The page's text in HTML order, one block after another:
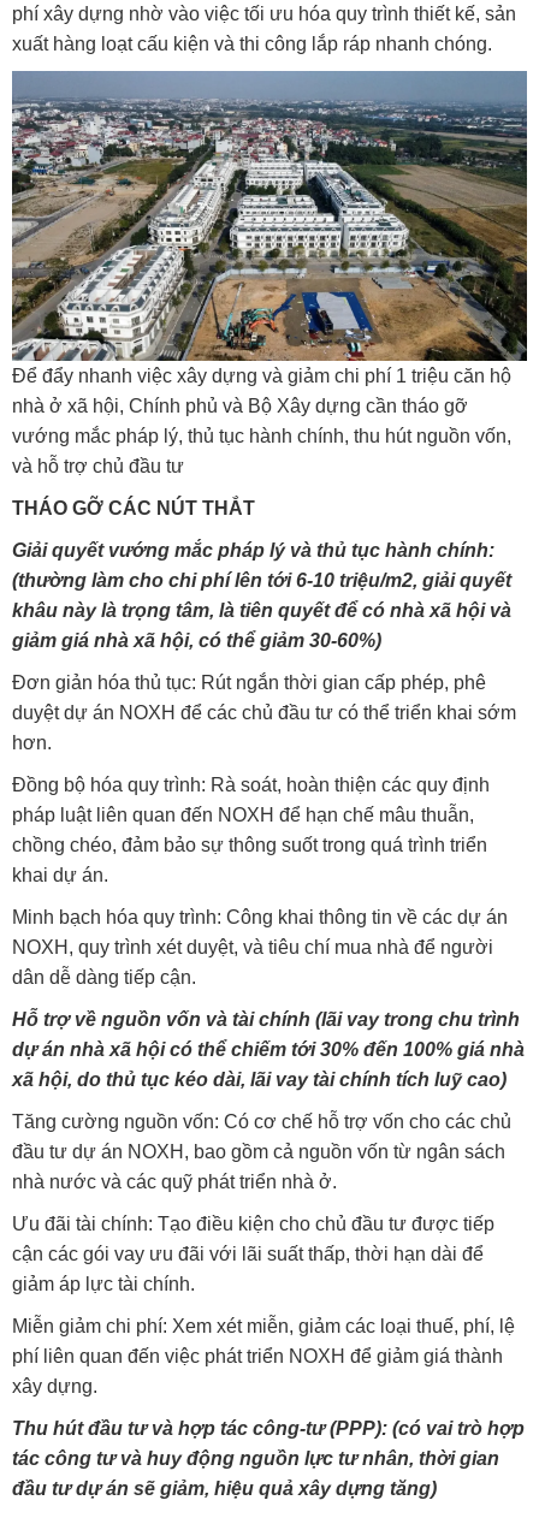
phí xây dựng nhờ vào việc tối ưu hóa quy trình thiết kế, sản
xuất hàng loạt cấu kiện và thi công lắp ráp nhanh chóng.
Để đẩy nhanh việc xây dựng và giảm chi phí 1 triệu căn hộ
nhà ở xã hội, Chính phủ và Bộ Xây dựng cần tháo gỡ
vướng mắc pháp lý, thủ tục hành chính, thu hút nguồn vốn,
và hỗ trợ chủ đầu tư
THÁO GỠ CÁC NÚT THẮT
Giải quyết vướng mắc pháp lý và thủ tục hành chính:
(thường làm cho chi phí lên tới 6-10 triệu/m2, giải quyết
khâu này là trọng tâm, là tiên quyết để có nhà xã hội và
giảm giá nhà xã hội, có thể giảm 30-60%)
Đơn giản hóa thủ tục: Rút ngắn thời gian cấp phép, phê
duyệt dự án NOXH để các chủ đầu tư có thể triển khai sớm
hơn.
Đồng bộ hóa quy trình: Rà soát, hoàn thiện các quy định
pháp luật liên quan đến NOXH để hạn chế mâu thuẫn,
chồng chéo, đảm bảo sự thông suốt trong quá trình triển
khai dự án.
Minh bạch hóa quy trình: Công khai thông tin về các dự án
NOXH, quy trình xét duyệt, và tiêu chí mua nhà để người
dân dễ dàng tiếp cận.
Hỗ trợ về nguồn vốn và tài chính (lãi vay trong chu trình
dự án nhà xã hội có thể chiếm tới 30% đến 100% giá nhà
xã hội, do thủ tục kéo dài, lãi vay tài chính tích luỹ cao)
Tăng cường nguồn vốn: Có cơ chế hỗ trợ vốn cho các chủ
đầu tư dự án NOXH, bao gồm cả nguồn vốn từ ngân sách
nhà nước và các quỹ phát triển nhà ở.
Ưu đãi tài chính: Tạo điều kiện cho chủ đầu tư được tiếp
cận các gói vay ưu đãi với lãi suất thấp, thời hạn dài để
giảm áp lực tài chính.
Miễn giảm chi phí: Xem xét miễn, giảm các loại thuế, phí, lệ
phí liên quan đến việc phát triển NOXH để giảm giá thành
xây dựng.
Thu hút đầu tư và hợp tác công-tư (PPP): (có vai trò hợp
tác công tư và huy động nguồn lực tư nhân, thời gian
đầu tư dự án sẽ giảm, hiệu quả xây dựng tăng)